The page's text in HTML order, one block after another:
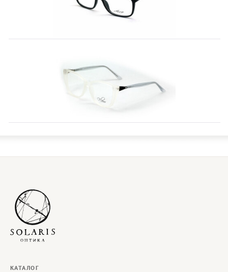
КАТАЛОГ